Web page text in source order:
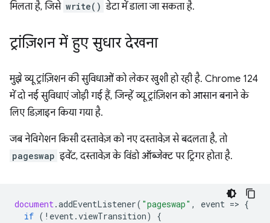
मिलता है, जिसे write() डेटा में डाला जा सकता है.
ट्रांज़िशन में हुए सुधार देखना
मुझे व्यू ट्रांज़िशन की सुविधाओं को लेकर खुशी हो रही है. Chrome 124
में दो नई सुविधाएं जोड़ी गई हैं, जिन्हें व्यू ट्रांज़िशन को आसान बनाने के
लिए डिज़ाइन किया गया है.
जब नेविगेशन किसी दस्तावेज़ को नए दस्तावेज़ से बदलता है, तो
pageswap इवेंट, दस्तावेज़ के विंडो ऑब्जेक्ट पर ट्रिगर होता है.
document.addEventListener( "pageswap" , event => {
if ( ! event.viewTransition)
{